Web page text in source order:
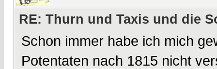
RE: Thurn und Taxis und die
Schon immer habe ich mich
Potentaten nach 1815 nicht